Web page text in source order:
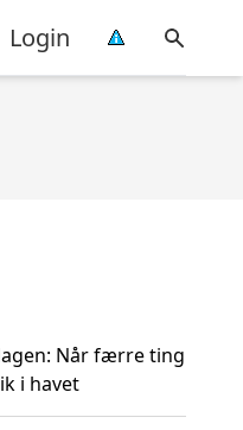
Login
Når færre ting
i havet